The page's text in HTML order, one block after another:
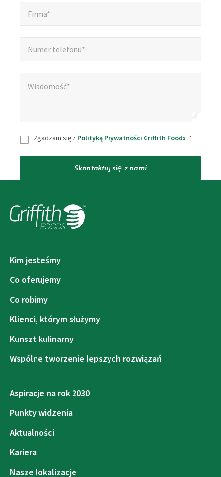
Firma*
Numer telefonu*
Wiadomość*
ZgodaZgadzam się z Polityką Prywatności Griffith Foods .*
Skontaktuj się z nami
Kim jesteśmy
Co oferujemy
Co robimy
Klienci, którym służymy
Kunszt kulinarny
Wspólne tworzenie lepszych rozwiązań
Aspiracje na rok 2030
Punkty widzenia
Aktualności
Kariera
Nasze lokalizacje